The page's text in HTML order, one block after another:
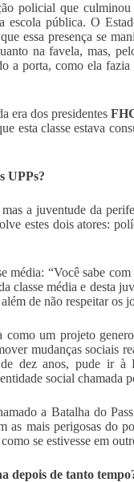
policial que
pública. O
essa presença se
na favela, mas,
a porta, como ela
era dos presidentes
esta classe estava
UPPs?
a juventude da
estes dois atores:
“Você sabe
classe média e desta
de não respeitar os
como um projeto
mudanças sociais
dez anos, pude ir à
social chamada
a Batalha do
as mais perigosas do
se estivesse em
depois de tanto